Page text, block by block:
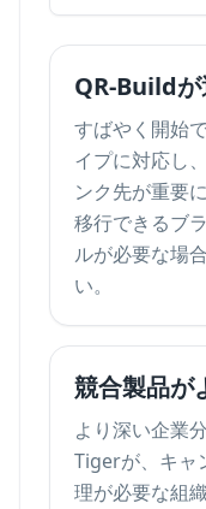
QR-Build
すばやく開始
イプに対応し
ンク先が重要
移行できるブ
ルが必要な場
い。
競合製品が
より深い企業
Tigerが、キャ
理が必要な組